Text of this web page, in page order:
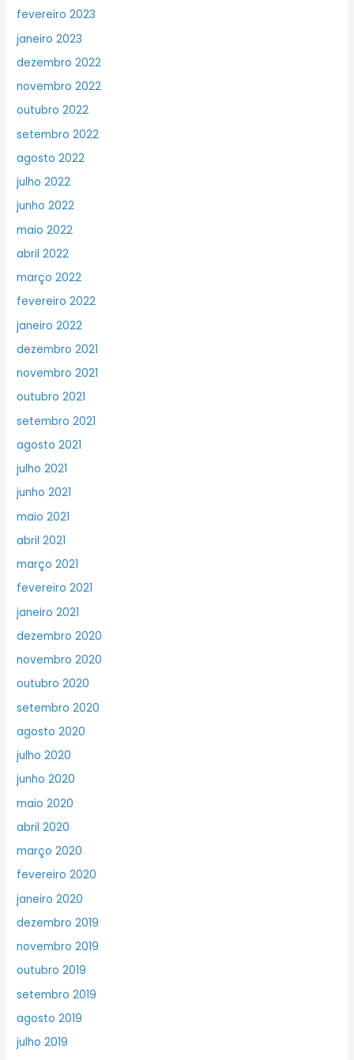
fevereiro 2023
janeiro 2023
dezembro 2022
novembro 2022
outubro 2022
setembro 2022
agosto 2022
julho 2022
junho 2022
maio 2022
abril 2022
março 2022
fevereiro 2022
janeiro 2022
dezembro 2021
novembro 2021
outubro 2021
setembro 2021
agosto 2021
julho 2021
junho 2021
maio 2021
abril 2021
março 2021
fevereiro 2021
janeiro 2021
dezembro 2020
novembro 2020
outubro 2020
setembro 2020
agosto 2020
julho 2020
junho 2020
maio 2020
abril 2020
março 2020
fevereiro 2020
janeiro 2020
dezembro 2019
novembro 2019
outubro 2019
setembro 2019
agosto 2019
julho 2019